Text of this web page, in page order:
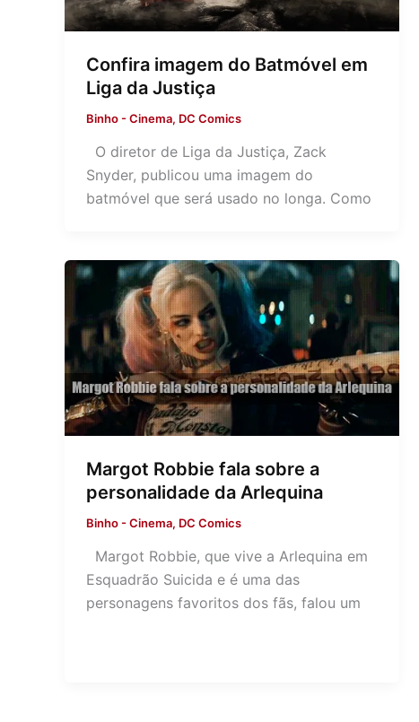
Confira imagem do Batmóvel em
Liga da Justiça
Binho-Cinema, DC Comics
O diretor de Liga da Justiça, Zack
Snyder, publicou uma imagem do
batmóvel que será usado no longa. Como
Margot Robbie fala sobre a
personalidade da Arlequina
Binho-Cinema, DC Comics
Margot Robbie, que vive a Arlequina em
Esquadrão Suicida e é uma das
personagens favoritos dos fãs, falou um